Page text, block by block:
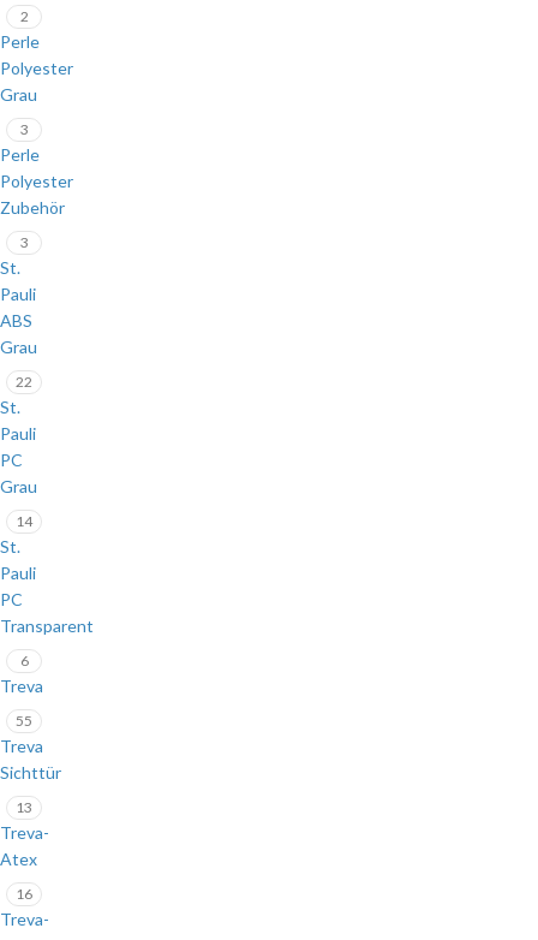
2
Perle
Polyester
Grau
3
Perle
Polyester
Zubehör
3
St.
Pauli
ABS
Grau
22
St.
Pauli
PC
Grau
14
St.
Pauli
PC
Transparent
6
Treva
55
Treva
Sichttür
13
Treva-
Atex
16
Treva-